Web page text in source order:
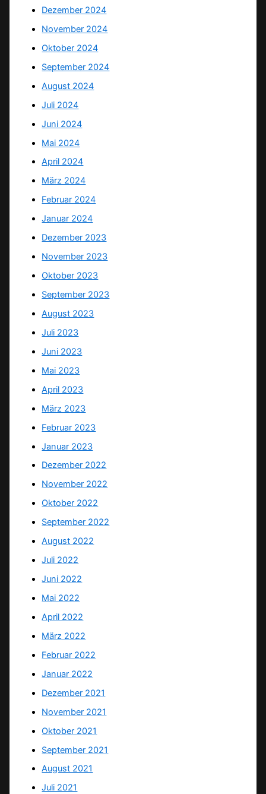
Dezember 2024
November 2024
Oktober 2024
September 2024
August 2024
Juli 2024
Juni 2024
Mai 2024
April 2024
März 2024
Februar 2024
Januar 2024
Dezember 2023
November 2023
Oktober 2023
September 2023
August 2023
Juli 2023
Juni 2023
Mai 2023
April 2023
März 2023
Februar 2023
Januar 2023
Dezember 2022
November 2022
Oktober 2022
September 2022
August 2022
Juli 2022
Juni 2022
Mai 2022
April 2022
März 2022
Februar 2022
Januar 2022
Dezember 2021
November 2021
Oktober 2021
September 2021
August 2021
Juli 2021